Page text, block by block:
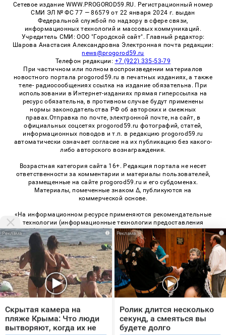
Сетевое издание WWW.PROGOROD59.RU. Регистрационный номер
СМИ ЭЛ № ФС 77 — 86579 от 22 января 2024 г. выдан
Федеральной службой по надзору в сфере связи,
информационных технологий и массовых коммуникаций.
Учредитель СМИ: ООО "Городской сайт". Главный редактор:
Шарова Анастасия Александровна Электронная почта редакции:
news@progorod59.ru
Телефон редакции: +7 (922) 335-53-79
При частичном или полном воспроизведении материалов
новостного портала progorod59.ru в печатных изданиях, а также
теле- радиосообщениях ссылка на издание обязательна. При
использовании в Интернет-изданиях прямая гиперссылка на
ресурс обязательна, в противном случае будут применены
нормы законодательства РФ об авторских и смежных
правах.Отправка по почте, электронной почте, на сайт, в
официальных соцсетях progorod59.ru фотографий, статей,
информационных поводов и т.п. в редакцию progorod59.ru
автоматически означает согласие на их публикацию без какого-
либо авторского вознаграждения.
Возрастная категория сайта 16+. Редакция портала не несет
ответственности за комментарии и материалы пользователей,
размещенные на сайте progorod59.ru и его субдоменах.
Материалы, помеченные знаком Δ, публикуются на
коммерческой основе.
«На информационном ресурсе применяются рекомендательные
технологии (информационные технологии предоставления
информации на основе сбора, систематизации и анализа
сведений, относящихся к предпочтениям пользователей сети
«Интернет», находящихся на территории Российской
Федерации)». Правила применения рекомендательных
технологий в виджетах рекламно-обменной сети«СМИ2» (PDF),
«Sparrow» (PDF)
© 2026 «Про Город Пермь» | Все права защищены
Возрастная категория сайта 16+
Политика конфиденциальности
i
Скрытая камера на
пляже Крыма: Что люди
вытворяют, когда их не
i
Ролик длится несколько
секунд, а смеяться вы
будете долго